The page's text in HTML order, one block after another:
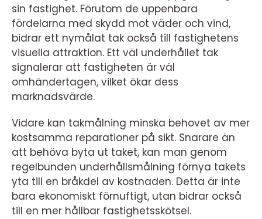
sin fastighet. Förutom de uppenbara
fördelarna med skydd mot väder och vind,
bidrar ett nymålat tak också till fastighetens
visuella attraktion. Ett väl underhållet tak
signalerar att fastigheten är väl
omhändertagen, vilket ökar dess
marknadsvärde.
Vidare kan takmålning minska behovet av mer
kostsamma reparationer på sikt. Snarare än
att behöva byta ut taket, kan man genom
regelbunden underhållsmålning förnya takets
yta till en bråkdel av kostnaden. Detta är inte
bara ekonomiskt förnuftigt, utan bidrar också
till en mer hållbar fastighetsskötsel.